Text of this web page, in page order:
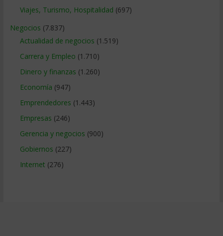
Viajes, Turismo, Hospitalidad (697)
Negocios (7.837)
Actualidad de negocios (1.519)
Carrera y Empleo (1.710)
Dinero y finanzas (1.260)
Economía (947)
Emprendedores (1.443)
Empresas (246)
Gerencia y negocios (900)
Gobiernos (227)
Internet (276)